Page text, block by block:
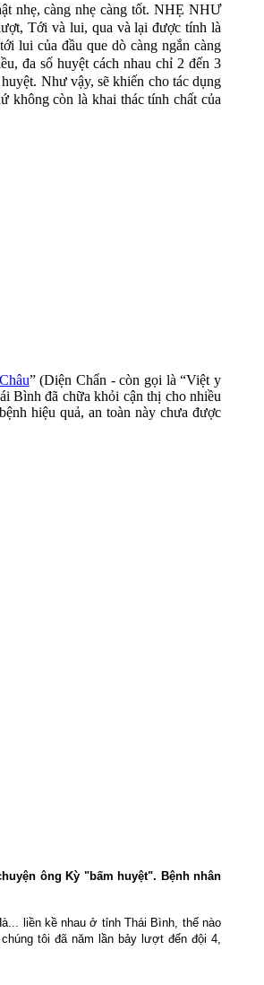
nhẹ, càng nhẹ càng tốt. NHẸ NHƯ
Tới và lui, qua và lại được tính là
lui của đầu que dò càng ngắn càng
đa số huyệt cách nhau chỉ 2 đến 3
Như vậy, sẽ khiến cho tác dụng
không còn là khai thác tính chất của
” (Diện Chẩn - còn gọi là “Việt y
Bình đã chữa khỏi cận thị cho nhiều
hiệu quả, an toàn này chưa được
ông Kỳ "bấm huyệt". Bệnh nhân
liền kề nhau ở tỉnh Thái Bình, thế nào
tôi đã năm lần bảy lượt đến đội 4,